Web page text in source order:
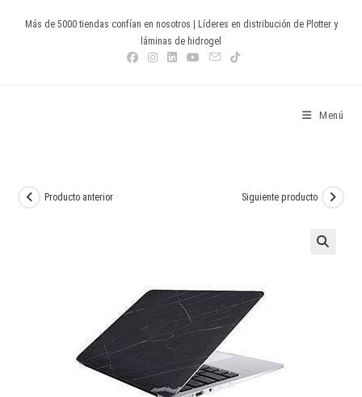
Más de 5000 tiendas confían en nosotros | Líderes en distribución de Plotter y
láminas de hidrogel
Menú
Producto anterior Siguiente producto